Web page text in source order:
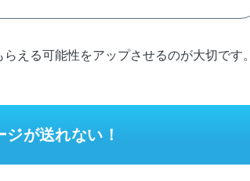
える可能性をアップさせるのが大切です。
が送れない！